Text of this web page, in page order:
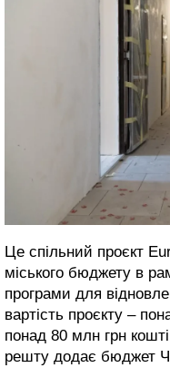
Це спільний проєкт
міського бюджету в
програми для
вартість проєкту –
понад 80 млн грн
решту додає бюджет